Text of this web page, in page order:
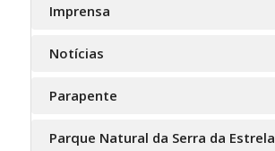
Imprensa
Notícias
Parapente
Parque Natural da Serra da Estrela